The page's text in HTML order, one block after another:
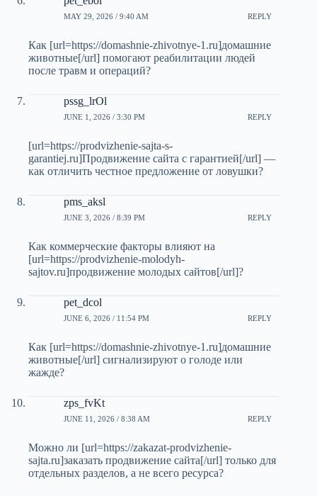
MAY 29, 2026 / 9:40 AM REPLY
Как [url=https://domashnie-zhivotnye-1.ru]домашние
животные[/url] помогают реабилитации людей
после травм и операций?
pssg_lrOl
JUNE 1, 2026 / 3:30 PM REPLY
[url=https://prodvizhenie-sajta-s-
garantiej.ru]Продвижение сайта с гарантией[/url] —
как отличить честное предложение от ловушки?
pms_aksl
JUNE 3, 2026 / 8:39 PM REPLY
Как коммерческие факторы влияют на
[url=https://prodvizhenie-molodyh-
sajtov.ru]продвижение молодых сайтов[/url]?
pet_dcol
JUNE 6, 2026 / 11:54 PM REPLY
Как [url=https://domashnie-zhivotnye-1.ru]домашние
животные[/url] сигнализируют о голоде или
жажде?
zps_fvKt
JUNE 11, 2026 / 8:38 AM REPLY
Можно ли [url=https://zakazat-prodvizhenie-
sajta.ru]заказать продвижение сайта[/url] только для
отдельных разделов, а не всего ресурса?